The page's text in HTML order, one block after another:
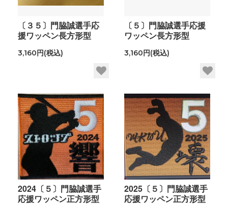
〔３５〕門脇誠選手応
援ワッペン長方形型
3,160円(税込)
〔５〕門脇誠選手応援
ワッペン長方形型
3,160円(税込)
2024〔５〕門脇誠選手
応援ワッペン正方形型
2025〔５〕門脇誠選手
応援ワッペン正方形型